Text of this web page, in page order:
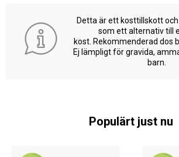
Detta är ett kosttillskott
som ett alternativ till
kost. Rekommenderad dos
Ej lämpligt för gravida,
barn.
Populärt just nu